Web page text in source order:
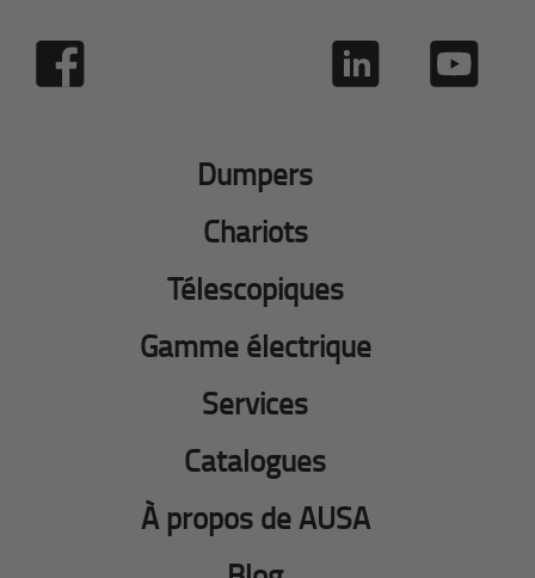
Dumpers
Chariots
Télescopiques
Gamme électrique
Services
Catalogues
À propos de AUSA